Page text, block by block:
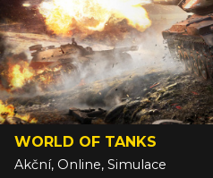
WORLD OF TANKS
Akční, Online, Simulace